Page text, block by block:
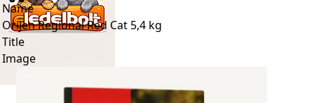
Name
Orijen Regional Red Cat 5,4 kg
Title
Image